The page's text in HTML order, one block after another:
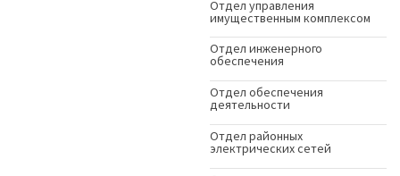
Отдел управления
имущественным комплексом
Отдел инженерного
обеспечения
Отдел обеспечения
деятельности
Отдел районных
электрических сетей